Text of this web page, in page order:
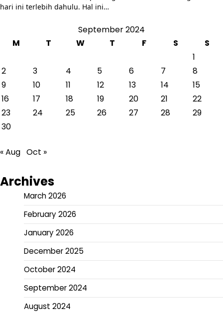
hari ini terlebih dahulu. Hal ini…
September 2024
M
T W T F S
S
1
2
3 4 5 6 7
8
9
10 11 12 13 14
15
16
17 18 19 20 21
22
23
24 25 26 27 28
29
30
« Aug Oct »
Archives
March 2026
February 2026
January 2026
December 2025
October 2024
September 2024
August 2024